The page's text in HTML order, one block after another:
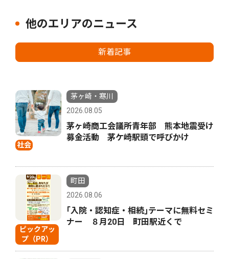
他のエリアのニュース
新着記事
社会
茅ヶ崎・寒川
2026.08.05
茅ヶ崎商工会議所青年部 熊本地震受け
募金活動 茅ケ崎駅頭で呼びかけ
ピックアッ
プ（PR）
町田
2026.08.06
｢入院・認知症・相続｣テーマに無料セミ
ナー ８月20日 町田駅近くで